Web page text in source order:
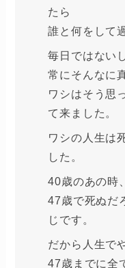
たら
誰と何をして
毎日ではない
常にそんなに
ワシはそう思
て来ました。
ワシの人生は
した。
40歳のあの時
47歳で死ぬだ
じです。
だから人生で
47歳までに全